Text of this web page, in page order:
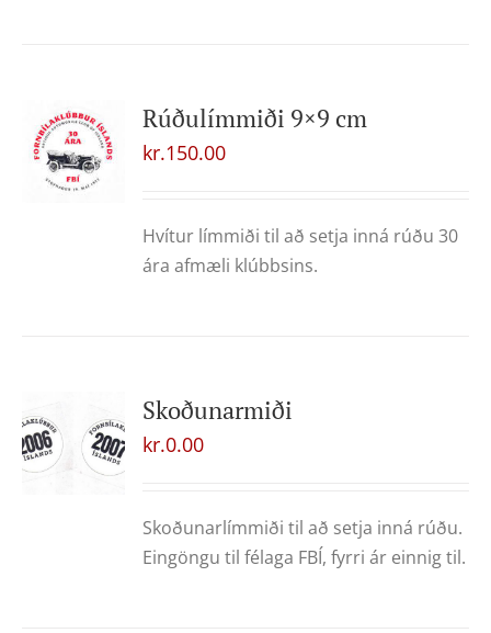
Rúðulímmiði 9×9 cm
kr.150.00
Hvítur límmiði til að setja inná rúðu 30
ára afmæli klúbbsins.
Skoðunarmiði
kr.0.00
Skoðunarlímmiði til að setja inná rúðu.
Eingöngu til félaga FBÍ, fyrri ár einnig til.